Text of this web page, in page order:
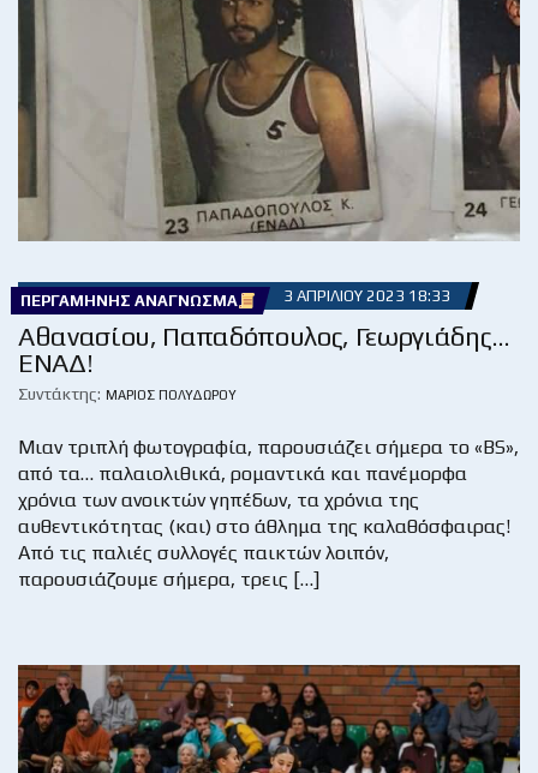
ΠΕΡΓΑΜΗΝΉΣ ΑΝΆΓΝΩΣΜΑ 3 ΑΠΡΙΛΊΟΥ 2023 18:33
Αθανασίου, Παπαδόπουλος, Γεωργιάδης…
ΕΝΑΔ!
Συντάκτης: ΜΆΡΙΟΣ ΠΟΛΥΔΏΡΟΥ
Μιαν τριπλή φωτογραφία, παρουσιάζει σήμερα το «ΒS»,
από τα… παλαιολιθικά, ρομαντικά και πανέμορφα
χρόνια των ανοικτών γηπέδων, τα χρόνια της
αυθεντικότητας (και) στο άθλημα της καλαθόσφαιρας!
Από τις παλιές συλλογές παικτών λοιπόν,
παρουσιάζουμε σήμερα, τρεις […]